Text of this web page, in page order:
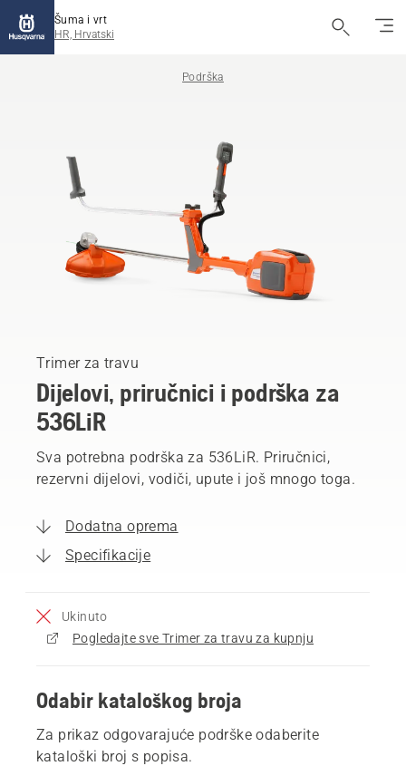
Šuma i vrt
HR, Hrvatski
Podrška
Trimer za travu
Dijelovi, priručnici i podrška za
536LiR
Sva potrebna podrška za 536LiR. Priručnici,
rezervni dijelovi, vodiči, upute i još mnogo toga.
Dodatna oprema
Specifikacije
Ukinuto
Pogledajte sve Trimer za travu za kupnju
Odabir kataloškog broja
Za prikaz odgovarajuće podrške odaberite
kataloški broj s popisa.